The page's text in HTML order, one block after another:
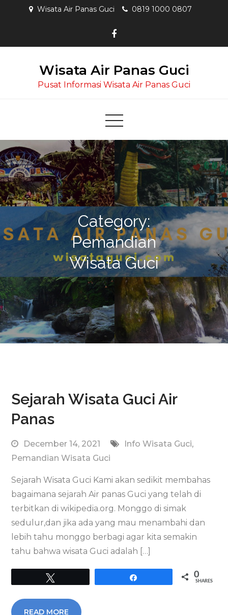
Wisata Air Panas Guci 0819 1000 0807
Wisata Air Panas Guci
Pusat Informasi Wisata Air Panas Guci
Category:
Pemandian
Wisata Guci
Sejarah Wisata Guci Air
Panas
December 14, 2021 Info Wisata Guci,
Pemandian Wisata Guci
Sejarah Wisata Guci Kami akan sedikit membahas
bagaimana sejarah Air panas Guci yang telah di
terbitkan di wikipedia.org. Monggo di simak
sedulur,dan jika ada yang mau menambahi dan
lebih tahu monggo berbagi agar kita semakin
tahu bahwa wisata Guci adalah […]
0
SHARES
READ MORE